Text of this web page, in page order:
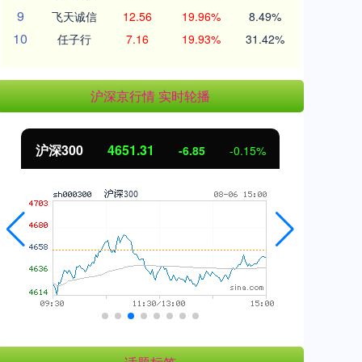
9 飞天诚信 12.56 19.96% 8.49%
10 任子行 7.16 19.93% 31.42%
沪深京行情 实时轮播
沪深300 4651.31 -6.85 -0.15%